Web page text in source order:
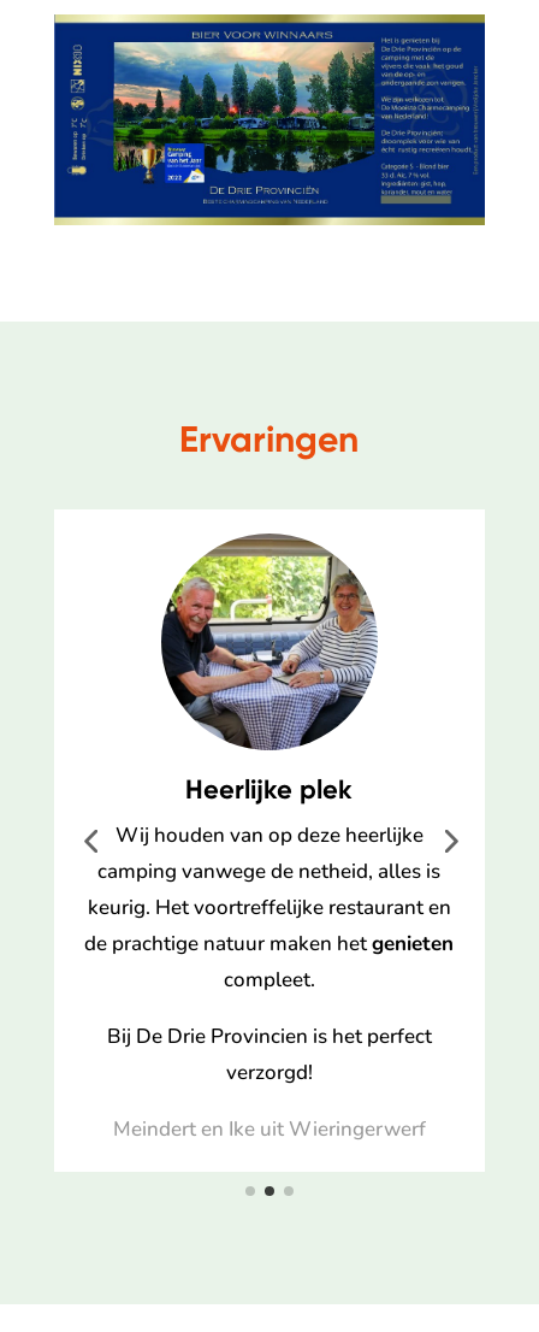
Ervaringen
Heerlijke plek
Wij houden van op deze heerlijke
camping vanwege de netheid, alles is
keurig. Het voortreffelijke restaurant en
de prachtige natuur maken hetgenieten
compleet.
Bij De Drie Provincien is het perfect
verzorgd!
Meindert en Ike uit Wieringerwerf